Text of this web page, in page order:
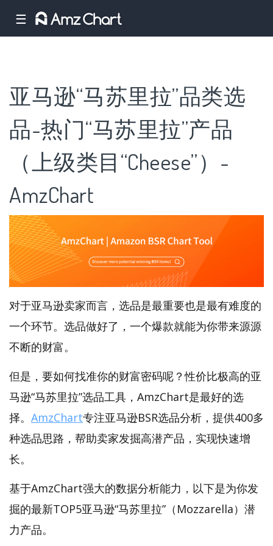
☰
亚马逊“马苏里拉”品类选
品-热门“马苏里拉”产品
（上级类目“Cheese”）-
AmzChart
对于亚马逊卖家而言，选品是最重要也是最有难度的
一个环节。选品做好了，一个爆款就能为你带来源源
不断的财富。
但是，要如何找准你的财富密码呢？性价比极高的亚
马逊“马苏里拉”选品工具，AmzChart是最好的选
择。 AmzChart专注亚马逊BSR选品分析，提供400多
种选品思路，帮助卖家发掘高潜产品，实现快速增
长。
基于AmzChart强大的数据分析能力，以下是为你发
掘的最新TOP5亚马逊“马苏里拉”（Mozzarella）潜
力产品。